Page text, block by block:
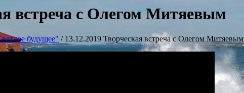
встреча с Олегом Митяевым
будущее" / 13.12.2019 Творческая встреча с Олегом Митяевым